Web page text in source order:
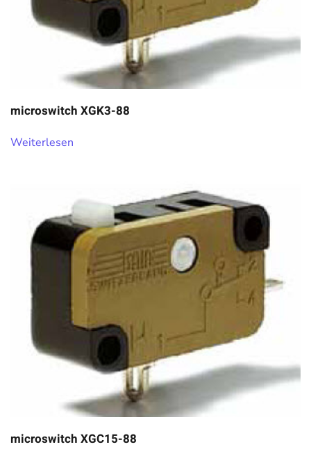
microswitch XGK3-88
Weiterlesen
microswitch XGC15-88